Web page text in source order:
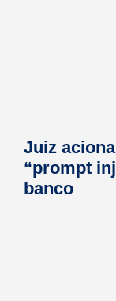
Juiz
“prompt
banco